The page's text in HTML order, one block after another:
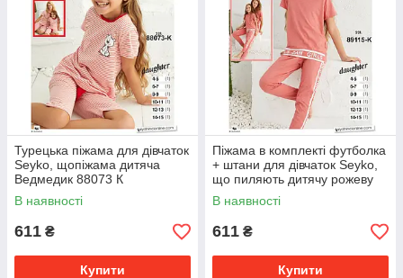
Турецька піжама для дівчаток
Seyko, щопіжама дитяча
Ведмедик 88073 К
В наявності
611 ₴
Купити
Піжама в комплекті футболка
+ штани для дівчаток Seyko,
що пиляють дитячу рожеву
для дівчинки 89115 К
В наявності
611 ₴
Купити